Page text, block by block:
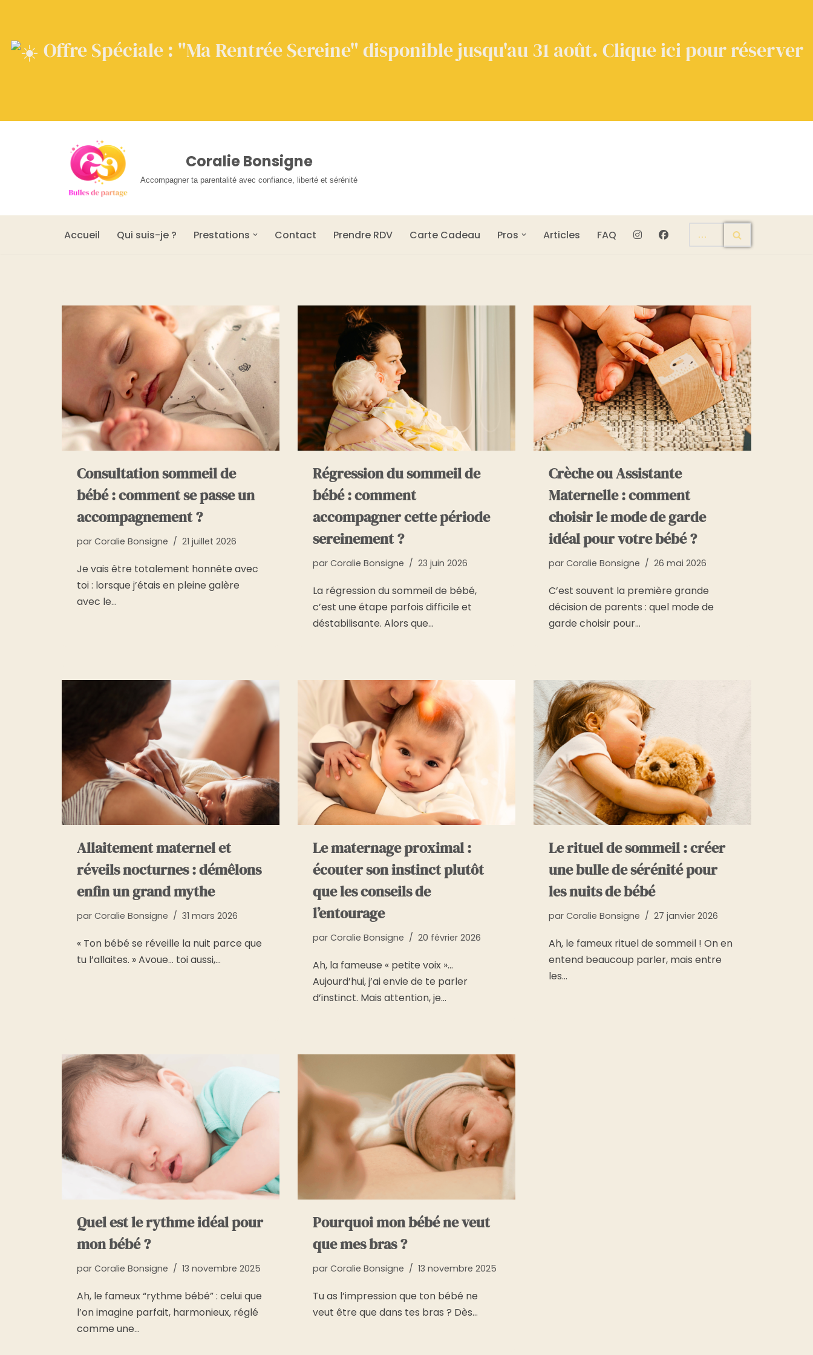
Offre Spéciale : "Ma Rentrée Sereine" disponible jusqu'au 31 août. Clique ici pour réserver
Coralie Bonsigne
Accompagner ta parentalité avec confiance, liberté et sérénité
Accueil Qui suis-je ? Prestations Contact Prendre RDV Carte Cadeau Pros Articles FAQ
Consultation sommeil de
bébé : comment se passe un
accompagnement ?
par Coralie Bonsigne 21 juillet 2026
Je vais être totalement honnête avec
toi : lorsque j’étais en pleine galère
avec le…
Régression du sommeil de
bébé : comment
accompagner cette période
sereinement ?
par Coralie Bonsigne 23 juin 2026
La régression du sommeil de bébé,
c’est une étape parfois difficile et
déstabilisante. Alors que…
Crèche ou Assistante
Maternelle : comment
choisir le mode de garde
idéal pour votre bébé ?
par Coralie Bonsigne 26 mai 2026
C’est souvent la première grande
décision de parents : quel mode de
garde choisir pour…
Allaitement maternel et
réveils nocturnes : démêlons
enfin un grand mythe
par Coralie Bonsigne 31 mars 2026
« Ton bébé se réveille la nuit parce que
tu l’allaites. » Avoue… toi aussi,…
Le maternage proximal :
écouter son instinct plutôt
que les conseils de
l’entourage
par Coralie Bonsigne 20 février 2026
Ah, la fameuse « petite voix »…
Aujourd’hui, j’ai envie de te parler
d’instinct. Mais attention, je…
Le rituel de sommeil : créer
une bulle de sérénité pour
les nuits de bébé
par Coralie Bonsigne 27 janvier 2026
Ah, le fameux rituel de sommeil ! On en
entend beaucoup parler, mais entre
les…
Quel est le rythme idéal pour
mon bébé ?
par Coralie Bonsigne 13 novembre 2025
Ah, le fameux “rythme bébé” : celui que
l’on imagine parfait, harmonieux, réglé
comme une…
Pourquoi mon bébé ne veut
que mes bras ?
par Coralie Bonsigne 13 novembre 2025
Tu as l’impression que ton bébé ne
veut être que dans tes bras ? Dès…